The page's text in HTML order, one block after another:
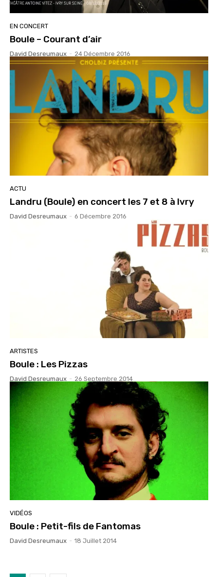
EN CONCERT
Boule – Courant d’air
David Desreumaux - 24 Décembre 2016
ACTU
Landru (Boule) en concert les 7 et 8 à Ivry
David Desreumaux - 6 Décembre 2016
ARTISTES
Boule : Les Pizzas
David Desreumaux - 26 Septembre 2014
VIDÉOS
Boule : Petit-fils de Fantomas
David Desreumaux - 18 Juillet 2014